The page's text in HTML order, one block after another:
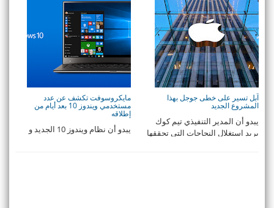
آبل تسير على خطى جوجل بهذا
المشروع الجديد
يبدو أن المدير التنفيذي تيم كوك
يريد استغلال النجاحات التي تحققها
مايكروسوفت تكشف عن عدد
مستخدمي ويندوز 10 بعد أيام من
إطلاقه
يبدو أن نظام ويندوز 10 الجديد و